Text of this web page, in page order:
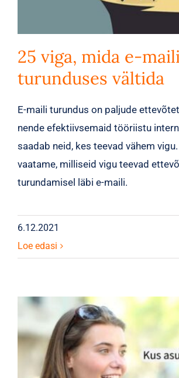
25 viga, mida e-
turunduses vältida
E-maili turundus on paljude
nende efektiivsemaid tööriistu
saadab neid, kes teevad vähem
vaatame, milliseid vigu teevad
turundamisel läbi e-maili.
6.12.2021
Loe edasi